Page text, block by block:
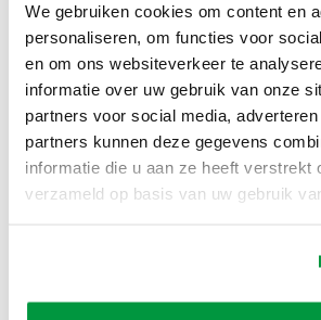
We gebruiken cookies om content en
personaliseren, om functies voor
en om ons websiteverkeer te
informatie over uw gebruik van onze
partners voor social media,
partners kunnen deze gegevens
informatie die u aan ze heeft verstrekt
verzameld op basis van uw gebruik
beneden te glijden!
Betreden van het luchtkussen is op
Het is niet toegestaan de
met schoenen, scherpe
etenswaar, etc.
Bij extreem warm weer raden wij
aan beschermende kleding te
voorkoming van schaaf/
uit, anders betreden zij het